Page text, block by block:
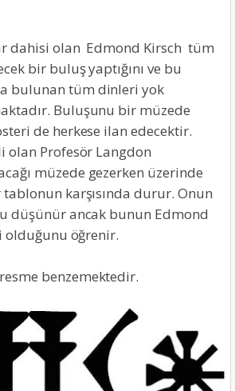
dahisi olan Edmond Kirsch tüm
bir buluş yaptığını ve bu
bulunan tüm dinleri yok
Buluşunu bir müzede
de herkese ilan edecektir.
olan Profesör Langdon
müzede gezerken üzerinde
karşısında durur. Onun
düşünür ancak bunun Edmond
olduğunu öğrenir.
benzemektedir.